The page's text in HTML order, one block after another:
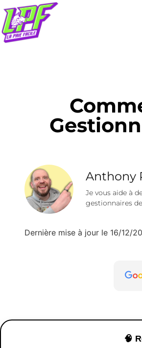
Anthony
Je vous aide à
gestionnaires
Dernière mise à jour le 16/12/
🧠